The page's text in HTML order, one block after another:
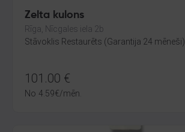
Zelta kulons
Rīga, Nīcgales iela 2b
Stāvoklis Restaurēts (Garantija 24 mēneši)
101.00 €
No 4.59€/mēn.